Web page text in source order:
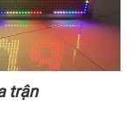
trận